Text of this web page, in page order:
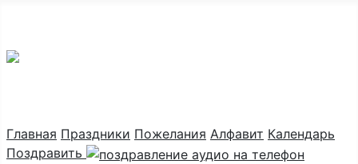
Главная Праздники Пожелания Алфавит Календарь
Поздравить